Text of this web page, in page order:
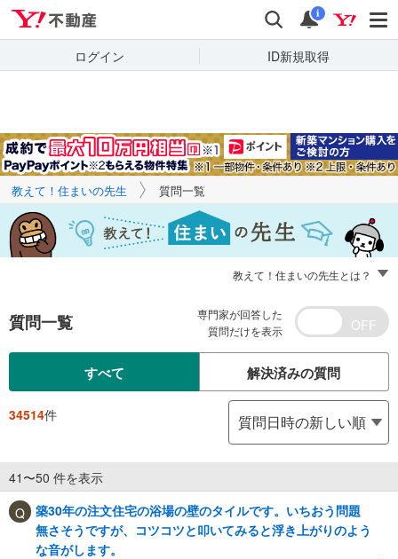
検索 通知
i
ログイン ID新規取得
キーワードで
質問を探す
教えて！住まいの先生 質問一覧
教えて！住まいの先生とは？
質問一覧
専門家が回答した
質問だけを表示
すべて 解決済みの質問
34514件
41〜50 件を表示
築30年の注文住宅の浴場の壁のタイルです。いちおう問題
無さそうですが、コツコツと叩いてみると浮き上がりのよう
な音がします。